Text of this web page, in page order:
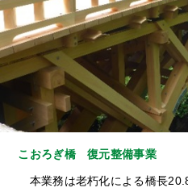
こおろぎ橋 復元整備事業
本業務は老朽化による橋長